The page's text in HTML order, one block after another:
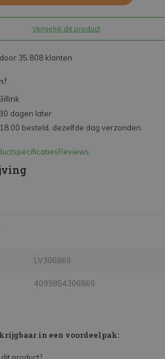
Vergelijk dit product
35.808 klanten
dagen later
besteld, dezelfde dag verzonden.
Reviews
LV306860
4099854306860
in een voordeelpak: